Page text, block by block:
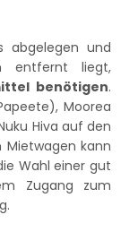
abgelegen und
entfernt liegt,
benötigen.
Moorea
Hiva auf den
Mietwagen kann
Wahl einer gut
Zugang zum